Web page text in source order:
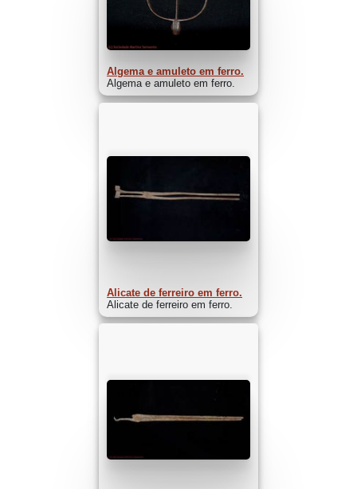
Algema e amuleto em ferro.
Algema e amuleto em ferro.
Alicate de ferreiro em ferro.
Alicate de ferreiro em ferro.